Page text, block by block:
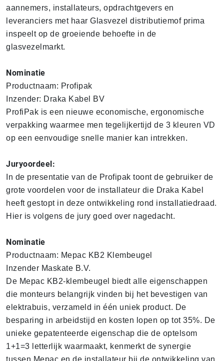
aannemers, installateurs, opdrachtgevers en
leveranciers met haar Glasvezel distributiemof prima
inspeelt op de groeiende behoefte in de
glasvezelmarkt.
Nominatie
Productnaam: Profipak
Inzender: Draka Kabel BV
ProfiPak is een nieuwe economische, ergonomische
verpakking waarmee men tegelijkertijd de 3 kleuren VD
op een eenvoudige snelle manier kan intrekken.
Juryoordeel:
In de presentatie van de Profipak toont de gebruiker de
grote voordelen voor de installateur die Draka Kabel
heeft gestopt in deze ontwikkeling rond installatiedraad.
Hier is volgens de jury goed over nagedacht.
Nominatie
Productnaam: Mepac KB2 Klembeugel
Inzender Maskate B.V.
De Mepac KB2-klembeugel biedt alle eigenschappen
die monteurs belangrijk vinden bij het bevestigen van
elektrabuis, verzameld in één uniek product. De
besparing in arbeidstijd en kosten lopen op tot 35%. De
unieke gepatenteerde eigenschap die de optelsom
1+1=3 letterlijk waarmaakt, kenmerkt de synergie
tussen Mepac en de installateur bij de ontwikkeling van